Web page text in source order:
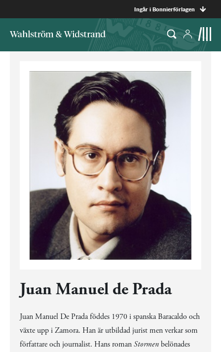
Ingår i Bonnierförlagen
Juan Manuel de Prada
Juan Manuel De Prada föddes 1970 i spanska Baracaldo och
växte upp i Zamora. Han är utbildad jurist men verkar som
författare och journalist. Hans romanStormenbelönades